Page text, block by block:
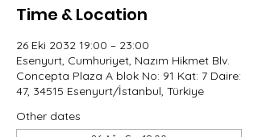
Time & Location
26 Eki 2032 19:00 – 23:00
Esenyurt, Cumhuriyet, Nazım Hikmet Blv.
Concepta Plaza A blok No: 91 Kat: 7 Daire:
47, 34515 Esenyurt/İstanbul, Türkiye
Other dates